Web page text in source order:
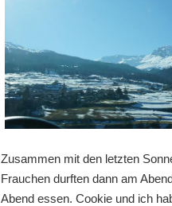
Zusammen mit den letzten
Frauchen durften dann am
Abend essen. Cookie und ich